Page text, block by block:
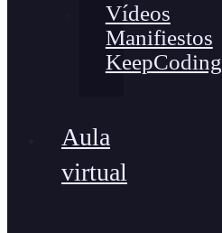
Vídeos
Manifiestos
KeepCoding
Aula
virtual